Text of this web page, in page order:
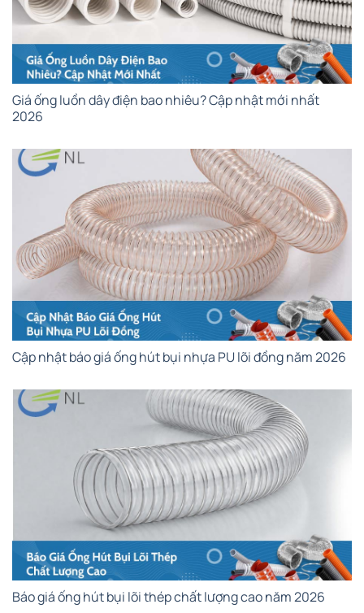
Giá ống luồn dây điện bao nhiêu? Cập nhật mới nhất
2026
Cập nhật báo giá ống hút bụi nhựa PU lõi đồng năm 2026
Báo giá ống hút bụi lõi thép chất lượng cao năm 2026